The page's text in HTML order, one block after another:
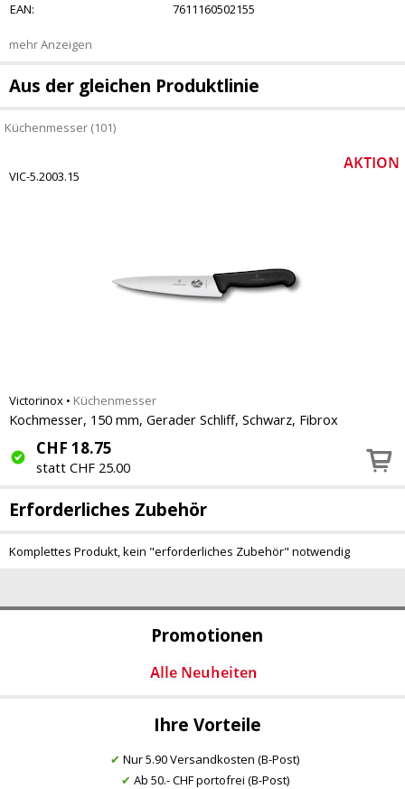
Promotionen
Ihre Vorteile
✔ Nur 5.90 Versandkosten (B-Post)
✔ Ab 50.- CHF portofrei (B-Post)
EAN:
7611160502155
mehr Anzeigen
Aus der gleichen Produktlinie
Küchenmesser (101)
VIC-5.2003.15
Victorinox • Küchenmesser
Kochmesser, 150 mm, Gerader Schliff, Schwarz, Fibrox
CHF 18.75
statt CHF 25.00
Erforderliches Zubehör
Komplettes Produkt, kein "erforderliches Zubehör" notwendig